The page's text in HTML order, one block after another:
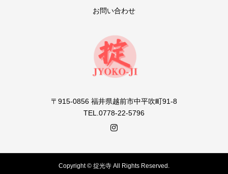
お問い合わせ
〒915-0856 福井県越前市中平吹町91-8
TEL.0778-22-5796
Copyright © 掟光寺 All Rights Reserved.